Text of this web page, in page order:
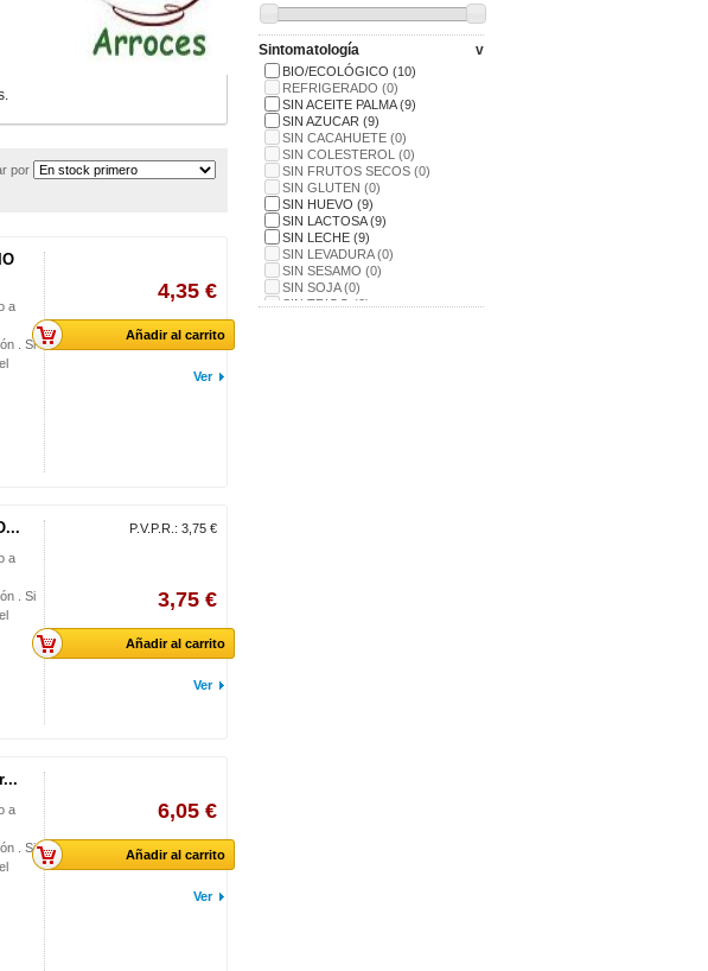
por
a
. Si
4,35 €
Añadir al carrito
Ver
a
. Si
P.V.P.R.: 3,75 €
3,75 €
Añadir al carrito
Ver
a
. Si
6,05 €
Añadir al carrito
Ver
Sintomatología v
BIO/ECOLÓGICO (10)
REFRIGERADO (0)
SIN ACEITE PALMA(9)
SIN AZUCAR (9)
SIN CACAHUETE (0)
SIN COLESTEROL (0)
SIN FRUTOS SECOS (0)
SIN GLUTEN (0)
SIN HUEVO (9)
SIN LACTOSA(9)
SIN LECHE (9)
SIN LEVADURA(0)
SIN SESAMO (0)
SIN SOJA(0)
SIN TRIGO(0)